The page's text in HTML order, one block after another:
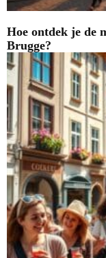
Hoe ontdek je de
Brugge?